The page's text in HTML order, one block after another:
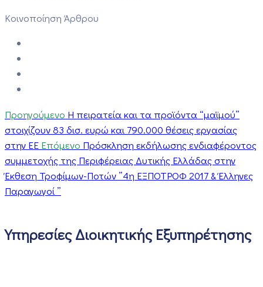
Κοινοποίηση Άρθρου
Προηγούμενο Η πειρατεία και τα προϊόντα “μαϊμού”
στοιχίζουν 83 δισ. ευρώ και 790.000 θέσεις εργασίας
στην ΕΕ Επόμενο Πρόσκληση εκδήλωσης ενδιαφέροντος
συμμετοχής της Περιφέρειας Δυτικής Ελλάδας στην
Έκθεση Τροφίμων-Ποτών ”4η ΕΞΠΟΤΡΟΦ 2017 & Έλληνες
Παραγωγοί ”
Υπηρεσίες Διοικητικής Εξυπηρέτησης